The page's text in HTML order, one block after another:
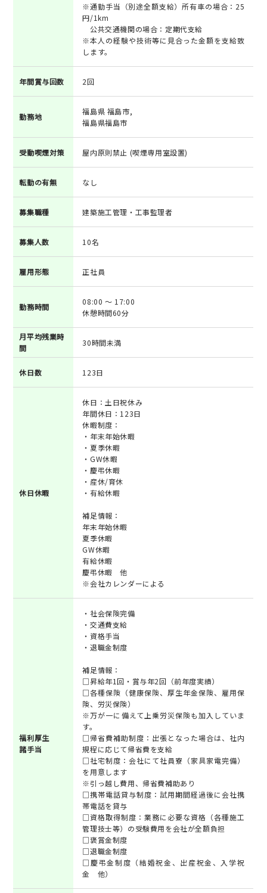
※通勤手当（別途全額支給）所有車の場合：25
円/1km
公共交通機関の場合：定期代支給
※本人の経験や技術等に見合った金額を支給致
します。
年間賞与回数 2回
勤務地
福島県 福島市,
福島県福島市
受動喫煙対策 屋内原則禁止 (喫煙専用室設置)
転勤の有無 なし
募集職種 建築施工管理・工事監理者
募集人数 10名
雇用形態 正社員
勤務時間
08:00 ～ 17:00
休憩時間60分
月平均残業時
間
30時間未満
休日数 123日
休日休暇
休日：土日祝休み
年間休日：123日
休暇制度：
・年末年始休暇
・夏季休暇
・GW休暇
・慶弔休暇
・産休/育休
・有給休暇
補足情報：
年末年始休暇
夏季休暇
GW休暇
有給休暇
慶弔休暇 他
※会社カレンダーによる
福利厚生
諸手当
・社会保険完備
・交通費支給
・資格手当
・退職金制度
補足情報：
□昇給年1回・賞与年2回（前年度実績）
□各種保険（健康保険、厚生年金保険、雇⽤保
険、労災保険）
※万が一に備えて上乗労災保険も加⼊していま
す。
□帰省費補助制度：出張となった場合は、社内
規程に応じて帰省費を⽀給
□社宅制度：会社にて社員寮（家具家電完備）
を用意します
※引っ越し費用、帰省費補助あり
□携帯電話貸与制度：試用期間経過後に会社携
帯電話を貸与
□資格取得制度：業務に必要な資格（各種施⼯
管理技⼠等）の受験費⽤を会社が全額負担
□褒賞金制度
□退職金制度
□慶弔金制度（結婚祝金、出産祝金、入学祝
金 他）